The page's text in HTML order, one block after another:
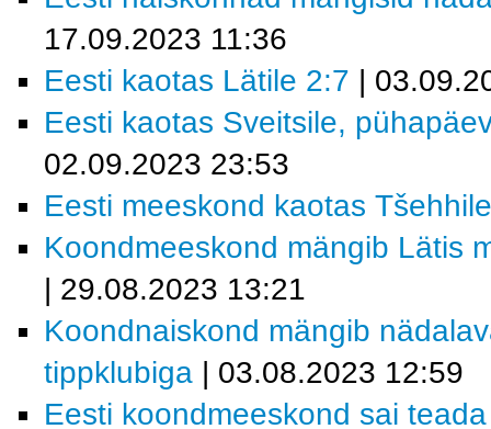
17.09.2023 11:36
Eesti kaotas Lätile 2:7 |
Eesti kaotas Sveitsile,
02.09.2023 23:53
Eesti meeskond kaotas
Koondmeeskond mängib Lätis
| 29.08.2023 13:21
Koondnaiskond mängib
tippklubiga | 03.08.2023 12:59
Eesti koondmeeskond sai